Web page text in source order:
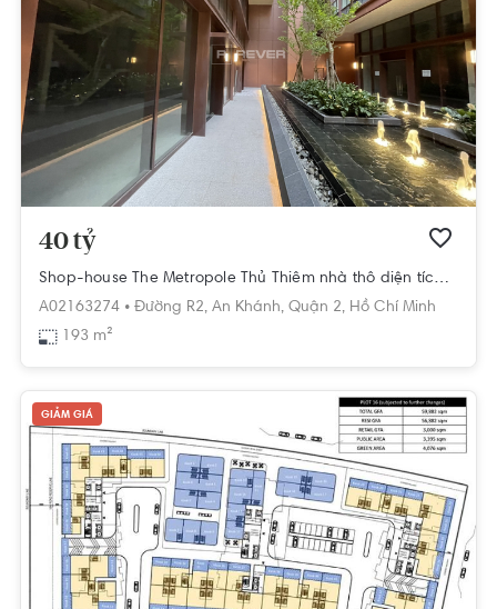
40 tỷ
Shop-house The Metropole Thủ Thiêm nhà thô diện tích 193m²
A02163274 • Đường R2, An Khánh, Quận 2, Hồ Chí Minh
193 m²
GIẢM GIÁ